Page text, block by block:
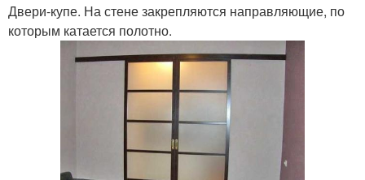
Двери-купе. На стене закрепляются направляющие, по
которым катается полотно.